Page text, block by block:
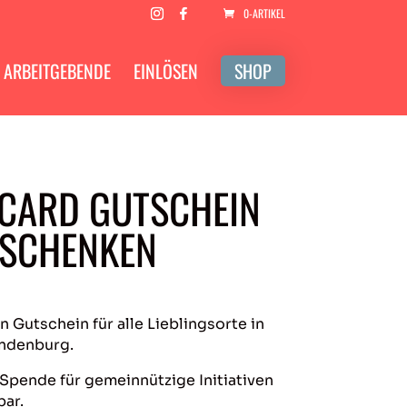
0-ARTIKEL
ARBEITGEBENDE EINLÖSEN SHOP
GUTSCHEIN
Gutschein für alle Lieblingsorte in
für gemeinnützige Initiativen